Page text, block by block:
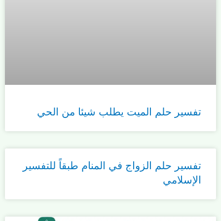
تفسير حلم الميت يطلب شيئا من الحي
تفسير حلم الزواج في المنام طبقاً للتفسير
الإسلامي